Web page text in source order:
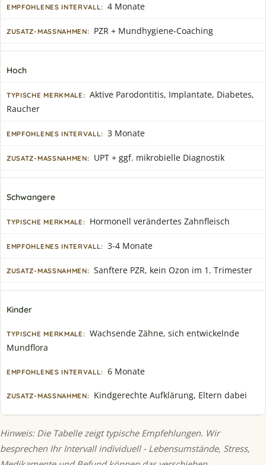
4 Monate
PZR + Mundhygiene-Coaching
Hoch
Aktive Parodontitis, Implantate, Diabetes,
Raucher
3 Monate
UPT + ggf. mikrobielle Diagnostik
Schwangere
Hormonell verändertes Zahnfleisch
3-4 Monate
Sanftere PZR, kein Ozon im 1. Trimester
Kinder
Wachsende Zähne, sich entwickelnde
Mundflora
6 Monate
Kindgerechte Aufklärung, Eltern dabei
Hinweis: Die Tabelle zeigt typische Empfehlungen. Wir
besprechen Ihr Intervall individuell - Lebensumstände, Stress,